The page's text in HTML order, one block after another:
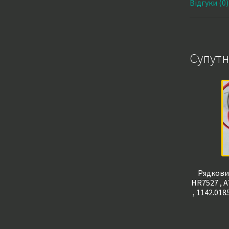
Відгуки (0)
HR7527 ,
,